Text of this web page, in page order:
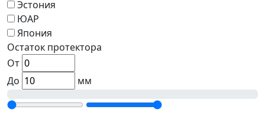
Эстония
ЮАР
Япония
Остаток протектора
От
До
мм